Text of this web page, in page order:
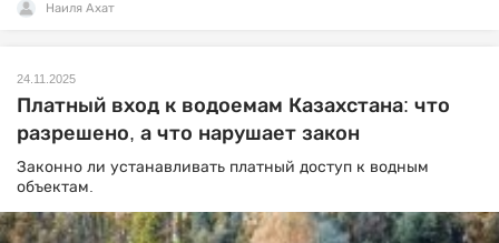
Наиля Ахат
24.11.2025
Платный вход к водоемам Казахстана: что
разрешено, а что нарушает закон
Законно ли устанавливать платный доступ к водным
объектам.